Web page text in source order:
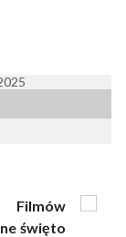
Filmów
święto